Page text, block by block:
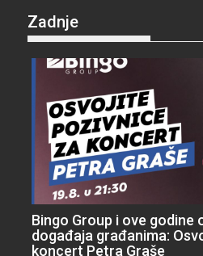
Zadnje
Bingo Group i ove godine
događaja građanima:
koncert Petra Graše